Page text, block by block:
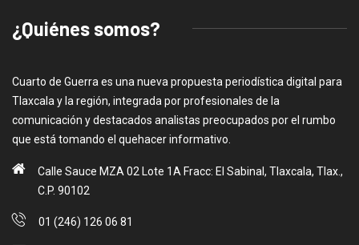
¿Quiénes somos?
Cuarto de Guerra es una nueva propuesta periodística digital para
Tlaxcala y la región, integrada por profesionales de la
comunicación y destacados analistas preocupados por el rumbo
que está tomando el quehacer informativo.
Calle Sauce MZA 02 Lote 1A Fracc: El Sabinal, Tlaxcala, Tlax.,
C.P. 90102
01 (246) 126 06 81